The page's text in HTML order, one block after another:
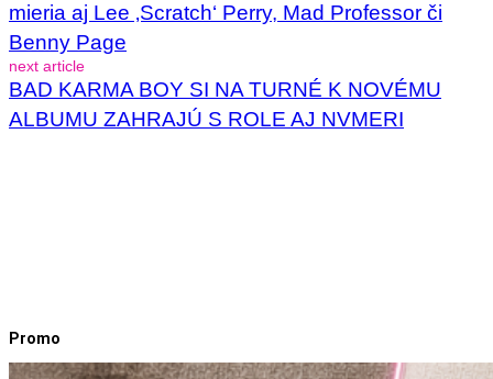
mieria aj Lee ‚Scratch‘ Perry, Mad Professor či
Benny Page
next article
BAD KARMA BOY SI NA TURNÉ K NOVÉMU
ALBUMU ZAHRAJÚ S ROLE AJ NVMERI
Promo